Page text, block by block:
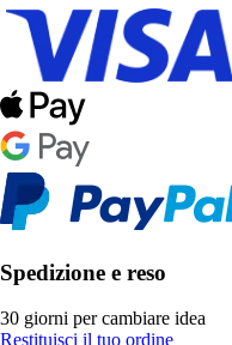
Spedizione e reso
30 giorni per cambiare idea
Restituisci il tuo ordine